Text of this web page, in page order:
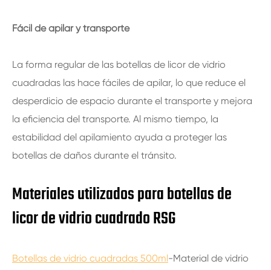
Fácil de apilar y transporte
La forma regular de las botellas de licor de vidrio
cuadradas las hace fáciles de apilar, lo que reduce el
desperdicio de espacio durante el transporte y mejora
la eficiencia del transporte. Al mismo tiempo, la
estabilidad del apilamiento ayuda a proteger las
botellas de daños durante el tránsito.
Materiales utilizados para botellas de
licor de vidrio cuadrado RSG
Botellas de vidrio cuadradas 500ml-Material de vidrio